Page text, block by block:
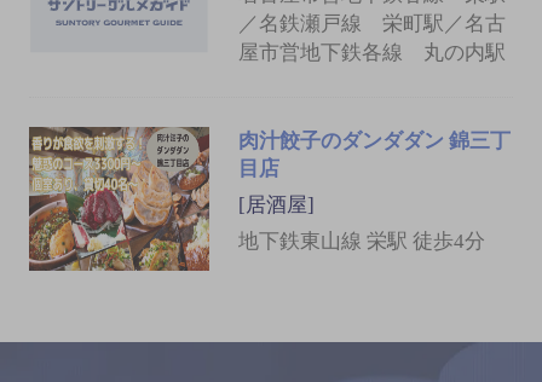
／名鉄瀬戸線 栄町駅／名古
屋市営地下鉄各線 丸の内駅
肉汁餃子のダンダダン 錦三丁
目店
[居酒屋]
地下鉄東山線 栄駅 徒歩4分